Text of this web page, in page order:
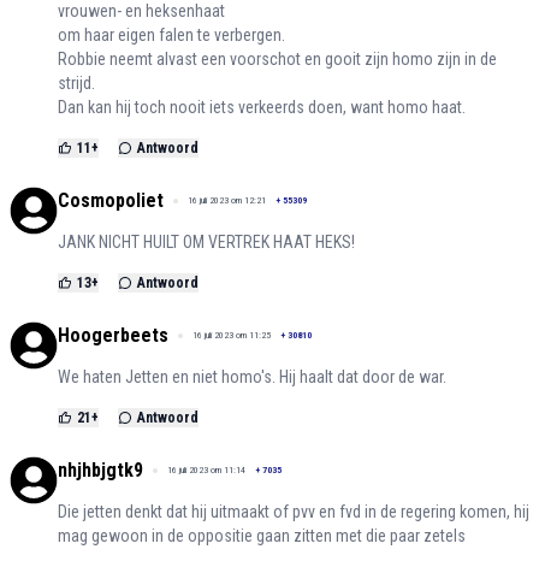
vrouwen- en heksenhaat
om haar eigen falen te verbergen.
Robbie neemt alvast een voorschot en gooit zijn homo zijn in de
strijd.
Dan kan hij toch nooit iets verkeerds doen, want homo haat.
11 + Antwoord
Cosmopoliet 16 juli 2023 om 12:21 + 55309
JANK NICHT HUILT OM VERTREK HAAT HEKS!
13+ Antwoord
Hoogerbeets 16 juli 2023 om 11:25 + 30810
We haten Jetten en niet homo's. Hij haalt dat door de war.
21 + Antwoord
nhjhbjgtk9 16 juli 2023 om 11:14 + 7035
Die jetten denkt dat hij uitmaakt of pvv en fvd in de regering komen, hij
mag gewoon in de oppositie gaan zitten met die paar zetels